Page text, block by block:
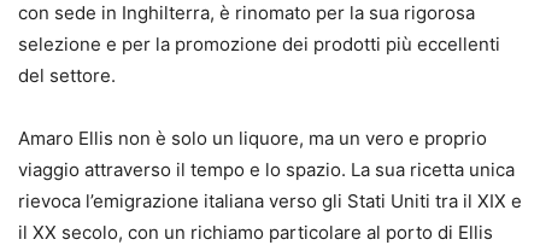
con sede in Inghilterra, è rinomato per la sua rigorosa
selezione e per la promozione dei prodotti più eccellenti
del settore.
Amaro Ellis non è solo un liquore, ma un vero e proprio
viaggio attraverso il tempo e lo spazio. La sua ricetta unica
rievoca l’emigrazione italiana verso gli Stati Uniti tra il XIX e
il XX secolo, con un richiamo particolare al porto di Ellis